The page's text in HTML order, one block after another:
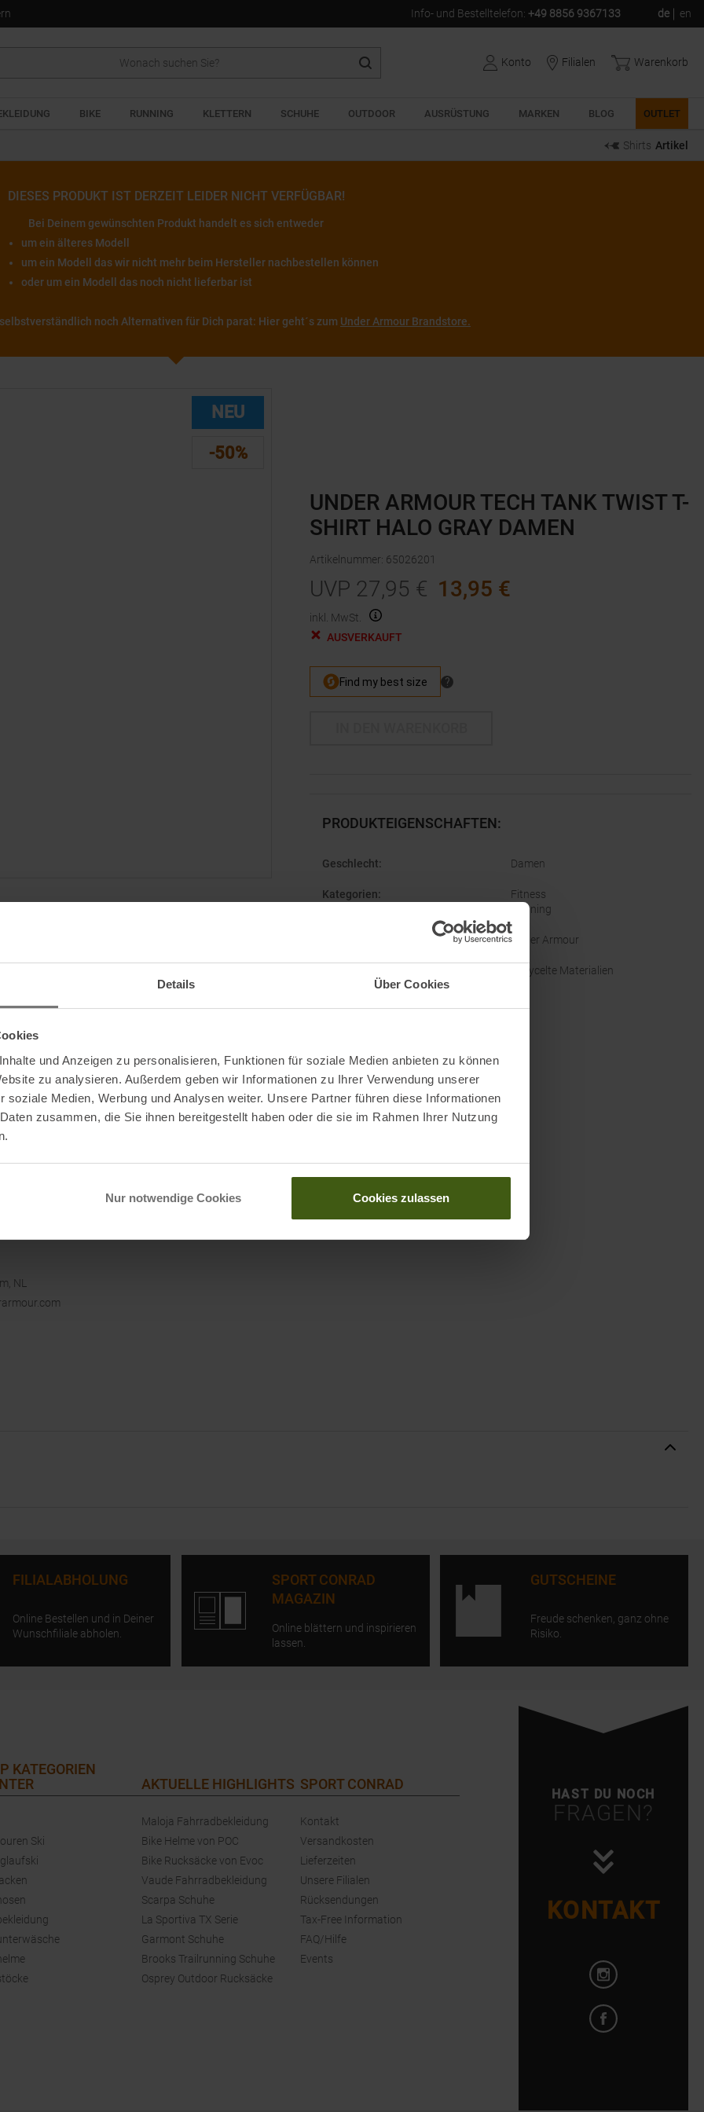
Details Über Cookies
und Anzeigen zu personalisieren, Funktionen für soziale Medien anbieten zu können
zu analysieren. Außerdem geben wir Informationen zu Ihrer Verwendung unserer
soziale Medien, Werbung und Analysen weiter. Unsere Partner führen diese Informationen
zusammen, die Sie ihnen bereitgestellt haben oder die sie im Rahmen Ihrer Nutzung
Nur notwendige Cookies Cookies zulassen
Info- und Bestelltelefon: +49 8856 9367133 de en
Konto Filialen Warenkorb
BIKE RUNNING KLETTERN SCHUHE OUTDOOR AUSRÜSTUNG MARKEN BLOG OUTLET
Shirts Artikel
DIESES PRODUKT IST DERZEIT LEIDER NICHT VERFÜGBAR!
Bei Deinem gewünschten Produkt handelt es sich entweder
um ein älteres Modell
um ein Modell das wir nicht mehr beim Hersteller nachbestellen können
oder um ein Modell das noch nicht lieferbar ist
noch Alternativen für Dich parat: Hier geht´s zum Under Armour Brandstore.
NEU
-50%
T-SHIRT HALO GRAY DAMEN
– locker, leicht und einfach angenehm zu
und trocknet in Rekordzeit, damit du dich rundum
sorgt dafür, dass du dich auch bei intensiven
besteht zu mindestens 30 % aus recyceltem
Funktion vereint.
NL
UNDER ARMOUR TECH TANK TWIST T-
SHIRT HALO GRAY DAMEN
Artikelnummer: 65026201
UVP 27,95 € 13,95 €
inkl. MwSt.
AUSVERKAUFT
PRODUKTEIGENSCHAFTEN:
Geschlecht: Damen
Kategorien:
Fitness
Running
Under Armour
Recycelte Materialien
FILIALABHOLUNG
Online Bestellen und in Deiner
Wunschfiliale abholen.
SPORT CONRAD
MAGAZIN
Online blättern und inspirieren
lassen.
GUTSCHEINE
Freude schenken, ganz ohne
Risiko.
HAST DU NOCH
FRAGEN?
KONTAKT
KATEGORIEN
Ski
AKTUELLE HIGHLIGHTS
Maloja Fahrradbekleidung
Bike Helme von POC
Bike Rucksäcke von Evoc
Vaude Fahrradbekleidung
Scarpa Schuhe
La Sportiva TX Serie
Garmont Schuhe
Brooks Trailrunning Schuhe
Osprey Outdoor Rucksäcke
SPORT CONRAD
Kontakt
Versandkosten
Lieferzeiten
Unsere Filialen
Rücksendungen
Tax-Free Information
FAQ/Hilfe
Events